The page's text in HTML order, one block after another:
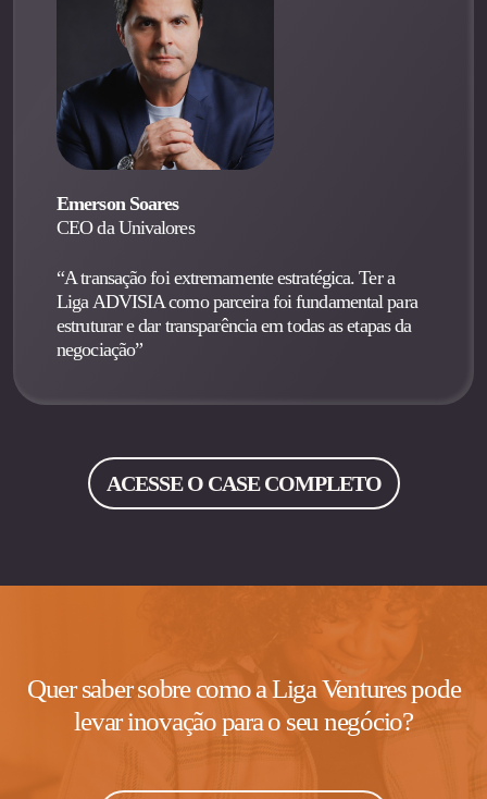
Emerson Soares
CEO da Univalores
“A transação foi extremamente estratégica. Ter a
Liga ADVISIA como parceira foi fundamental para
estruturar e dar transparência em todas as etapas da
negociação”
ACESSE O CASE COMPLETO
Quer saber sobre como a Liga Ventures pode
levar inovação para o seu negócio?